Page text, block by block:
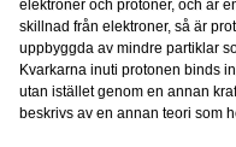
elektroner och protoner, och är
skillnad från elektroner, så är
uppbyggda av mindre partiklar
Kvarkarna inuti protonen binds
utan istället genom en annan
beskrivs av en annan teori som